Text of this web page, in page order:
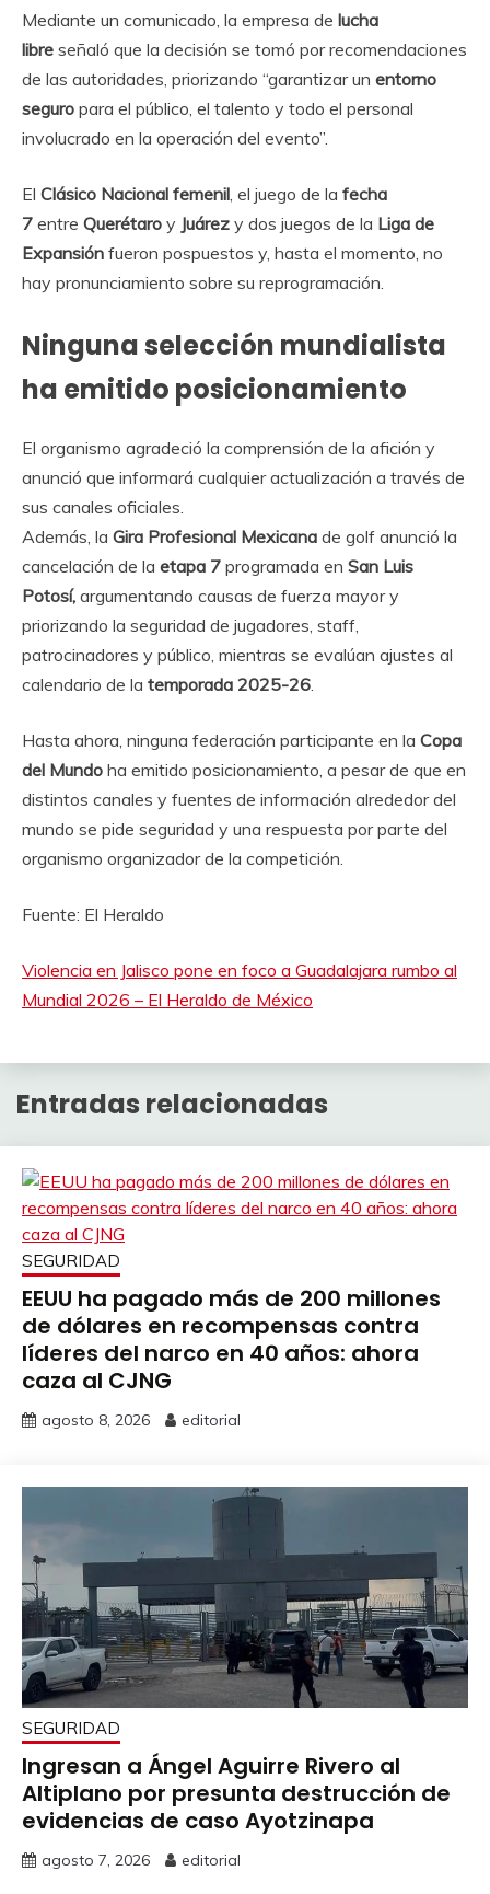
Mediante un comunicado, la empresa de lucha
libre señaló que la decisión se tomó por recomendaciones
de las autoridades, priorizando “garantizar un entorno
seguro para el público, el talento y todo el personal
involucrado en la operación del evento”.
El Clásico Nacional femenil, el juego de la fecha
7 entre Querétaro y Juárez y dos juegos de la Liga de
Expansión fueron pospuestos y, hasta el momento, no
hay pronunciamiento sobre su reprogramación.
Ninguna selección mundialista
ha emitido posicionamiento
El organismo agradeció la comprensión de la afición y
anunció que informará cualquier actualización a través de
sus canales oficiales.
Además, la Gira Profesional Mexicana de golf anunció la
cancelación de la etapa 7 programada en San Luis
Potosí, argumentando causas de fuerza mayor y
priorizando la seguridad de jugadores, staff,
patrocinadores y público, mientras se evalúan ajustes al
calendario de la temporada 2025-26.
Hasta ahora, ninguna federación participante en la Copa
del Mundo ha emitido posicionamiento, a pesar de que en
distintos canales y fuentes de información alrededor del
mundo se pide seguridad y una respuesta por parte del
organismo organizador de la competición.
Fuente: El Heraldo
Violencia en Jalisco pone en foco a Guadalajara rumbo al
Mundial 2026 – El Heraldo de México
Entradas relacionadas
SEGURIDAD
EEUU ha pagado más de 200 millones
de dólares en recompensas contra
líderes del narco en 40 años: ahora
caza al CJNG
agosto 8, 2026 editorial
SEGURIDAD
Ingresan a Ángel Aguirre Rivero al
Altiplano por presunta destrucción de
evidencias de caso Ayotzinapa
agosto 7, 2026 editorial